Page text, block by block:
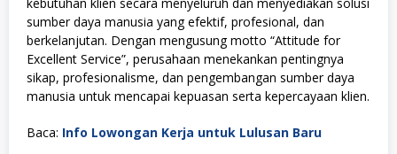
sumber daya manusia yang efektif, profesional, dan
berkelanjutan. Dengan mengusung motto “Attitude for
Excellent Service”, perusahaan menekankan pentingnya
sikap, profesionalisme, dan pengembangan sumber daya
manusia untuk mencapai kepuasan serta kepercayaan klien.
Baca: Info Lowongan Kerja untuk Lulusan Baru